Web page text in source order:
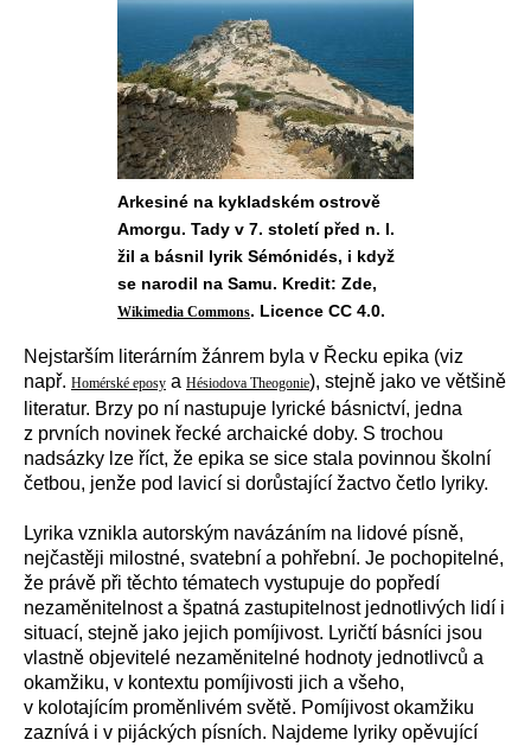
Arkesiné na kykladském ostrově
Amorgu. Tady v 7. století před n. l.
žil a básnil lyrik Sémónidés, i když
se narodil na Samu. Kredit: Zde,
Wikimedia Commons. Licence CC 4.0.
Nejstarším literárním žánrem byla v Řecku epika (viz
např. Homérské eposy a Hésiodova Theogonie), stejně jako ve většině
literatur. Brzy po ní nastupuje lyrické básnictví, jedna
z prvních novinek řecké archaické doby. S trochou
nadsázky lze říct, že epika se sice stala povinnou školní
četbou, jenže pod lavicí si dorůstající žactvo četlo lyriky.
Lyrika vznikla autorským navázáním na lidové písně,
nejčastěji milostné, svatební a pohřební. Je pochopitelné,
že právě při těchto tématech vystupuje do popředí
nezaměnitelnost a špatná zastupitelnost jednotlivých lidí i
situací, stejně jako jejich pomíjivost. Lyričtí básníci jsou
vlastně objevitelé nezaměnitelné hodnoty jednotlivců a
okamžiku, v kontextu pomíjivosti jich a všeho,
v kolotajícím proměnlivém světě. Pomíjivost okamžiku
zaznívá i v pijáckých písních. Najdeme lyriky opěvující